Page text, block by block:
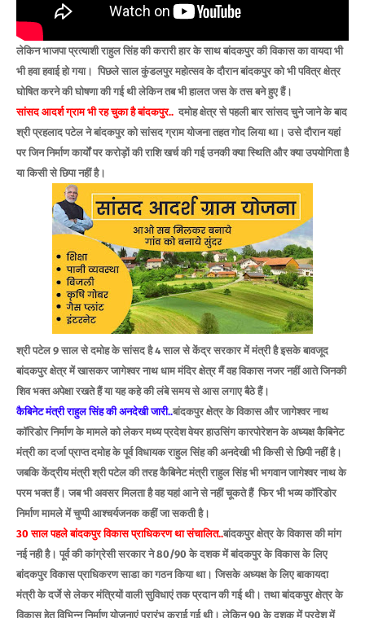
लेकिन भाजपा प्रत्याशी राहुल सिंह की करारी हार के साथ बांदकपुर की विकास का वायदा भी
भी हवा हवाई हो गया। पिछले साल कुंडलपुर महोत्सव के दौरान बांदकपुर को भी पवित्र क्षेत्र
घोषित करने की घोषणा की गई थी लेकिन तब भी हालत जस के तस बने हुए हैं।
सांसद आदर्श ग्राम भी रह चुका है बांदकपुर.. दमोह क्षेत्र से पहली बार सांसद चुने जाने के बाद
श्री प्रहलाद पटेल ने बांदकपुर को सांसद ग्राम योजना तहत गोद लिया था। उसे दौरान यहां
पर जिन निर्माण कार्यों पर करोड़ों की राशि खर्च की गई उनकी क्या स्थिति और क्या उपयोगिता है
या किसी से छिपा नहीं है।
श्री पटेल 9 साल से दमोह के सांसद है 4 साल से केंद्र सरकार में मंत्री है इसके बावजूद
बांदकपुर क्षेत्र में खासकर जागेश्वर नाथ धाम मंदिर क्षेत्र मैं वह विकास नजर नहीं आते जिनकी
शिव भक्त अपेक्षा रखते हैं या यह कहे की लंबे समय से आस लगाए बैठे हैं।
कैबिनेट मंत्री राहुल सिंह की अनदेखी जारी..बांदकपुर क्षेत्र के विकास और जागेश्वर नाथ
कॉरिडोर निर्माण के मामले को लेकर मध्य प्रदेश वेयर हाउसिंग कारपोरेशन के अध्यक्ष कैबिनेट
मंत्री का दर्जा प्राप्त दमोह के पूर्व विधायक राहुल सिंह की अनदेखी भी किसी से छिपी नहीं है।
जबकि केंद्रीय मंत्री श्री पटेल की तरह कैबिनेट मंत्री राहुल सिंह भी भगवान जागेश्वर नाथ के
परम भक्त हैं। जब भी अवसर मिलता है वह यहां आने से नहीं चूकते हैं फिर भी भव्य कॉरिडोर
निर्माण मामले में चुप्पी आश्चर्यजनक कहीं जा सकती है।
30 साल पहले बांदकपुर विकास प्राधिकरण था संचालित..बांदकपुर क्षेत्र के विकास की मांग
नई नही है। पूर्व की कांग्रेसी सरकार ने 80/90 के दशक में बांदकपुर के विकास के लिए
बांदकपुर विकास प्राधिकरण साडा का गठन किया था। जिसके अध्यक्ष के लिए बाकायदा
मंत्री के दर्जे से लेकर मंत्रियों वाली सुविधाएं तक प्रदान की गई थी। तथा बांदकपुर क्षेत्र के
विकास हेतु विभिन्न निर्माण योजनाएं प्रारंभ कराई गई थी। लेकिन 90 के दशक में प्रदेश में